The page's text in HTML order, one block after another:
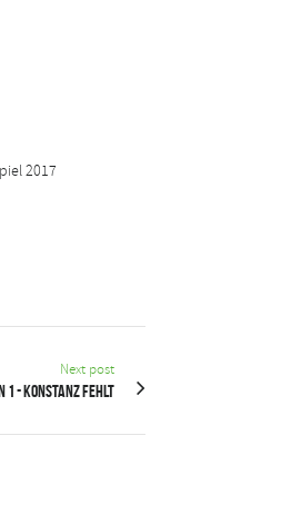
2017
Next post
1 - Konstanz fehlt